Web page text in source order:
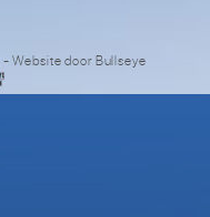
- Website doorBullseye